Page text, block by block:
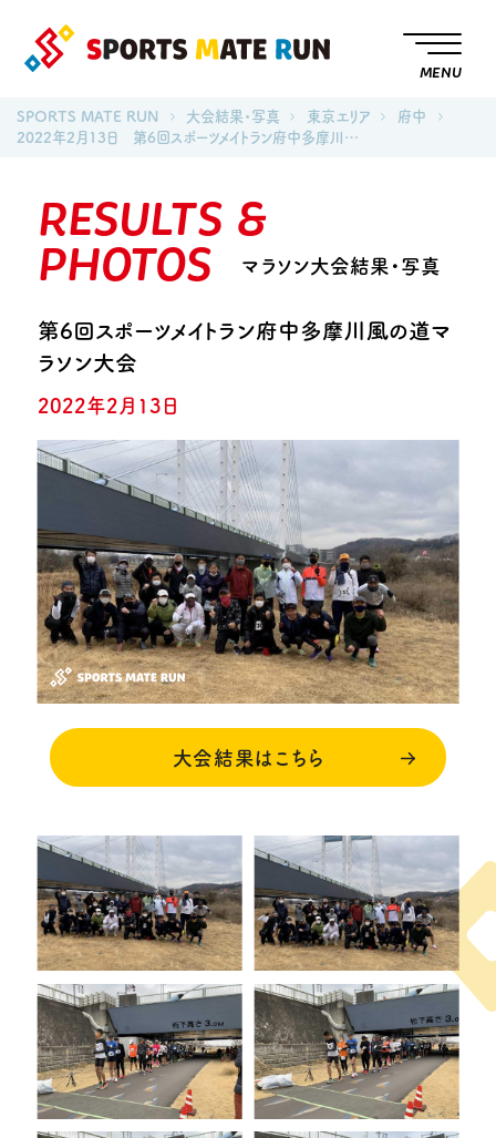
SPORTS MATE RUN 大会結果・写真 東京エリア
府中
2022年2月13日 第6回スポーツメイトラン府中多摩川…
MENU
RESULTS &
PHOTOS マラソン大会結果・写真
2022年2月13日
第6回スポーツメイトラン府中多摩川風の道マ
ラソン大会
大会結果はこちら